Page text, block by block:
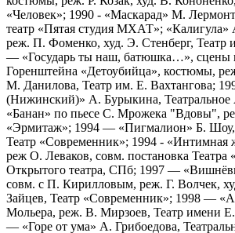
«Человек»; 1990 - «Маскарад» М.
театр «Пятая студия МХАТ»;
реж. П. Фоменко, худ. Э. Стенберг, Театр
— «Государь ты наш, батюшка…», сцены
Горенштейна «Детоубийца», костюмы,
М. Данилова, Театр им. Е. Вахтангова;
(Нижинский)» А. Бурыкина, Театральное
«Банан» по пьесе С. Мрожека "Вдовы",
«Эрмитаж»; 1994 — «Пигмалион» Б. Шоу,
Театр «Современник»; 1994 - «Интимная
реж О. Леваков, совм. постановка Театра
Открытого театра, СПб; 1997 —
совм. с П. Кирилловым, реж. Г. Волчек,
Зайцев, Театр «Современник»; 1998 —
Мольера, реж. В. Мирзоев, Театр имени Е.
— «Горе от ума» А. Грибоедова,